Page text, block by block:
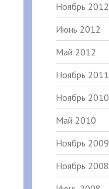
Ноябрь 2012
Июнь 2012
Май 2012
Ноябрь 2011
Ноябрь 2010
Май 2010
Ноябрь 2009
Ноябрь 2008